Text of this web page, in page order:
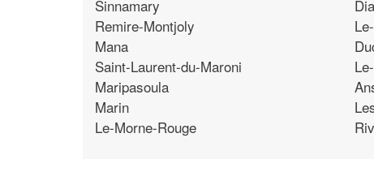
Sinnamary
Remire-Montjoly
Mana
Saint-Laurent-du-Maroni
Maripasoula
Marin
Le-Morne-Rouge